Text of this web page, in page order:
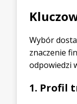
Wybór
znaczenie
odpowiedzi
1. Profil